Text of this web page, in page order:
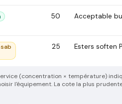
50 Acceptable
25 Esters soften
(concentration × température)
l'équipement. La cote la plus